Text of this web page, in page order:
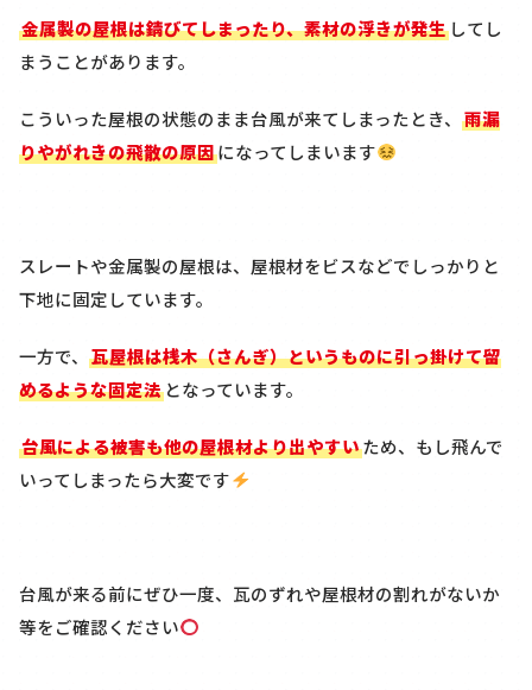
金属製の屋根は錆びてしまったり、素材の浮きが発生 してし
まうことがあります。
こういった屋根の状態のまま台風が来てしまったとき、 雨漏
りやがれきの飛散の原因になってしまいます
スレートや金属製の屋根は、屋根材をビスなどでしっかりと
下地に固定しています。
一方で、 瓦屋根は桟木（さんぎ）というものに引っ掛けて留
めるような固定法 となっています。
台風による被害も他の屋根材より出やすいため、もし飛んで
いってしまったら大変です
台風が来る前にぜひ一度、瓦のずれや屋根材の割れがないか
等をご確認ください